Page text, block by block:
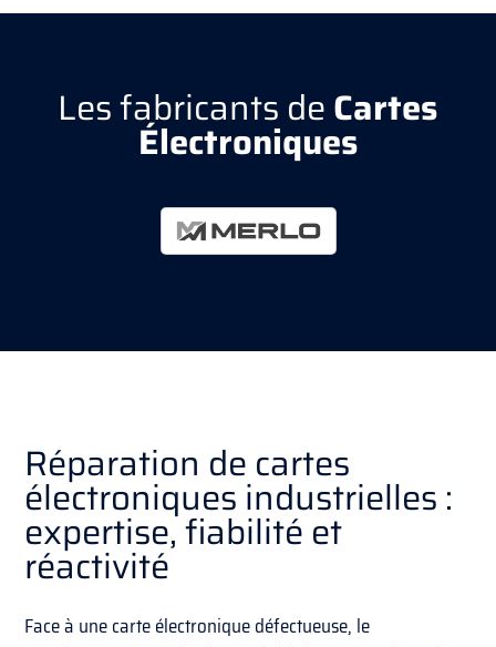
Les fabricants deCartes
Électroniques
Réparation de cartes
électroniques industrielles :
expertise, fiabilité et
réactivité
Face à une carte électronique défectueuse, le